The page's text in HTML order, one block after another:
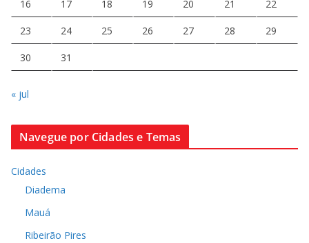
16 17 18 19 20 21 22
23 24 25 26 27 28 29
30 31
« jul
Navegue por Cidades e Temas
Cidades
Diadema
Mauá
Ribeirão Pires